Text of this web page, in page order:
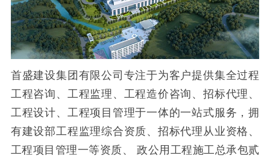
首盛建设集团有限公司专注于为客户提供集全过程
工程咨询、工程监理、工程造价咨询、招标代理、
工程设计、工程项目管理于一体的一站式服务，拥
有建设部工程监理综合资质、招标代理从业资格、
工程项目管理一等资质、 政公用工程施工总承包贰